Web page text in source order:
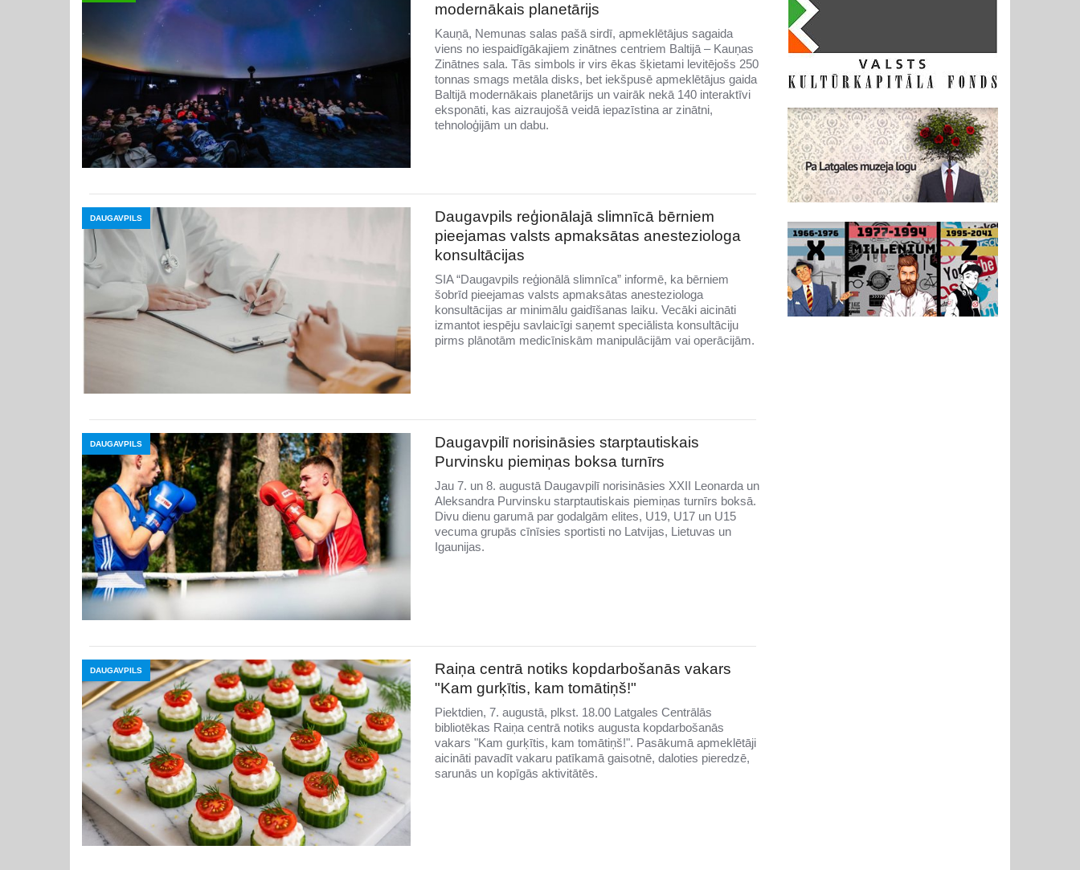
modernākais planetārijs
Kauņā, Nemunas salas pašā sirdī, apmeklētājus sagaida
viens no iespaidīgākajiem zinātnes centriem Baltijā – Kauņas
Zinātnes sala. Tās simbols ir virs ēkas šķietami levitējošs 250
tonnas smags metāla disks, bet iekšpusē apmeklētājus gaida
Baltijā modernākais planetārijs un vairāk nekā 140 interaktīvi
eksponāti, kas aizraujošā veidā iepazīstina ar zinātni,
tehnoloģijām un dabu.
DAUGAVPILS
Daugavpils reģionālajā slimnīcā bērniem
pieejamas valsts apmaksātas anesteziologa
konsultācijas
SIA “Daugavpils reģionālā slimnīca” informē, ka bērniem
šobrīd pieejamas valsts apmaksātas anesteziologa
konsultācijas ar minimālu gaidīšanas laiku. Vecāki aicināti
izmantot iespēju savlaicīgi saņemt speciālista konsultāciju
pirms plānotām medicīniskām manipulācijām vai operācijām.
DAUGAVPILS
Daugavpilī norisināsies starptautiskais
Purvinsku piemiņas boksa turnīrs
Jau 7. un 8. augustā Daugavpilī norisināsies XXII Leonarda un
Aleksandra Purvinsku starptautiskais piemiņas turnīrs boksā.
Divu dienu garumā par godalgām elites, U19, U17 un U15
vecuma grupās cīnīsies sportisti no Latvijas, Lietuvas un
Igaunijas.
DAUGAVPILS
Raiņa centrā notiks kopdarbošanās vakars
"Kam gurķītis, kam tomātiņš!"
Piektdien, 7. augustā, plkst. 18.00 Latgales Centrālās
bibliotēkas Raiņa centrā notiks augusta kopdarbošanās
vakars "Kam gurķītis, kam tomātiņš!". Pasākumā apmeklētāji
aicināti pavadīt vakaru patīkamā gaisotnē, daloties pieredzē,
sarunās un kopīgās aktivitātēs.